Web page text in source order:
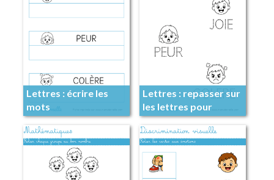
Lettres : écrire les
mots
Lettres : repasser sur
les lettres pour
former des mots